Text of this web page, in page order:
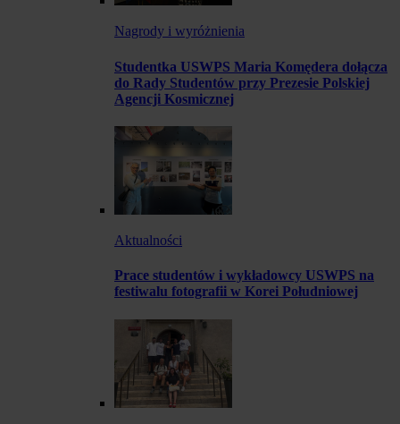
Nagrody i wyróżnienia
Studentka USWPS Maria Komędera dołącza
do Rady Studentów przy Prezesie Polskiej
Agencji Kosmicznej
Aktualności
Prace studentów i wykładowcy USWPS na
festiwalu fotografii w Korei Południowej